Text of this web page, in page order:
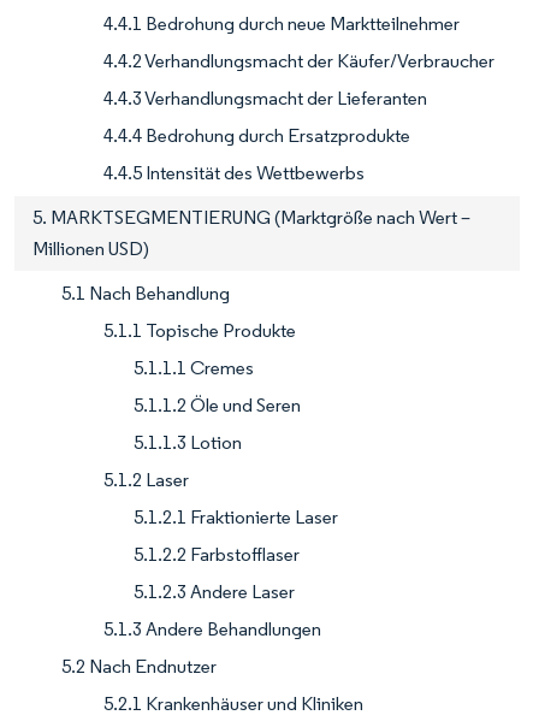
4.4.1 Bedrohung durch neue Marktteilnehmer
4.4.2 Verhandlungsmacht der Käufer/Verbraucher
4.4.3 Verhandlungsmacht der Lieferanten
4.4.4 Bedrohung durch Ersatzprodukte
4.4.5 Intensität des Wettbewerbs
5. MARKTSEGMENTIERUNG (Marktgröße nach Wert –
Millionen USD)
5.1 Nach Behandlung
5.1.1 Topische Produkte
5.1.1.1 Cremes
5.1.1.2 Öle und Seren
5.1.1.3 Lotion
5.1.2 Laser
5.1.2.1 Fraktionierte Laser
5.1.2.2 Farbstofflaser
5.1.2.3 Andere Laser
5.1.3 Andere Behandlungen
5.2 Nach Endnutzer
5.2.1 Krankenhäuser und Kliniken